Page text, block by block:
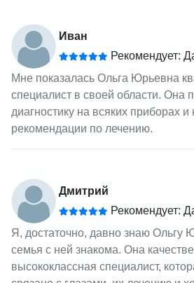
Иван
Рекомендует:
Мне показалась Ольга Юрьевна
специалист в своей области. Она
диагностику на всяких приборах и
рекомендации по лечению.
Дмитрий
Рекомендует:
Я, достаточно, давно знаю Ольгу
семья с ней знакома. Она
высококлассная специалист,